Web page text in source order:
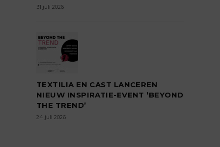
31 juli 2026
TEXTILIA EN CAST LANCEREN
NIEUW INSPIRATIE-EVENT ‘BEYOND
THE TREND’
24 juli 2026